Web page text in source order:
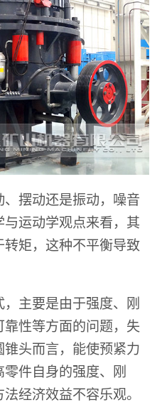
摆动还是振动，噪音
运动学观点来看，其
矩，这种不平衡导致
主要是由于强度、刚
性等方面的问题，失
头而言，能使预紧力
件自身的强度、刚
经济效益不容乐观。